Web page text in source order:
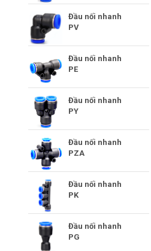
Đầu nối nhanh
PV
Đầu nối nhanh
PE
Đầu nối nhanh
PY
Đầu nối nhanh
PZA
Đầu nối nhanh
PK
Đầu nối nhanh
PG